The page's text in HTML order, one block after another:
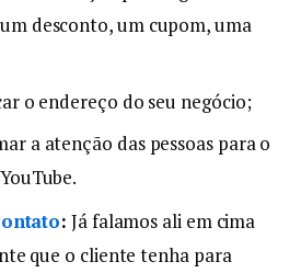
desconto, um cupom, uma
o endereço do seu negócio;
a atenção das pessoas para o
: Já falamos ali em cima
que o cliente tenha para